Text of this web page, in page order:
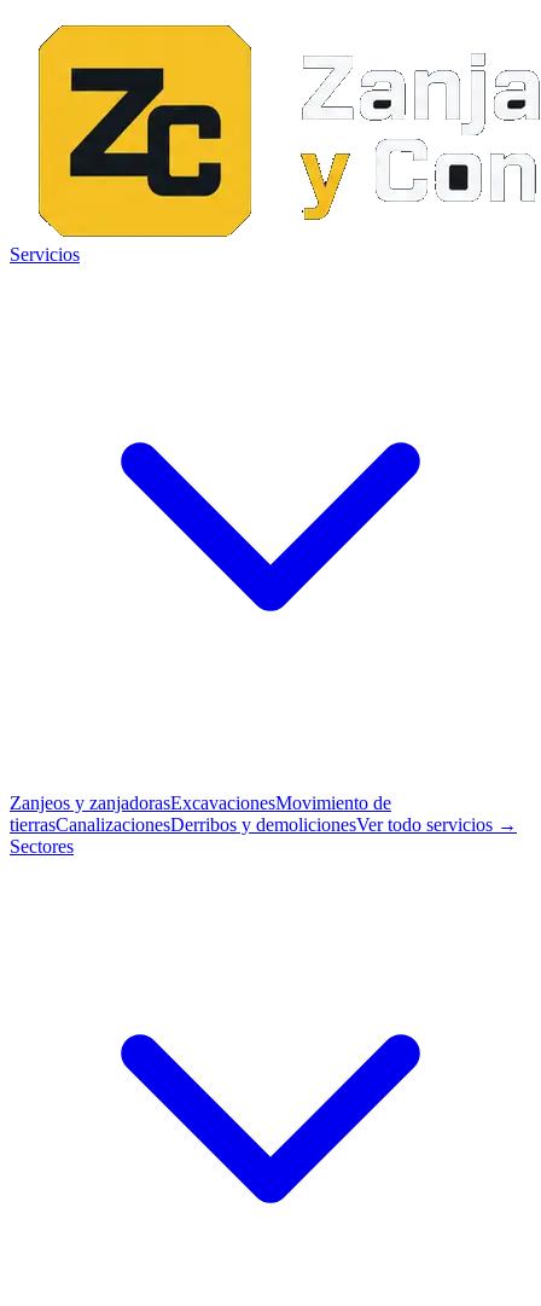
Servicios
Zanjeos y zanjadorasExcavacionesMovimiento de
tierrasCanalizacionesDerribos y demolicionesVer todo servicios →
Sectores